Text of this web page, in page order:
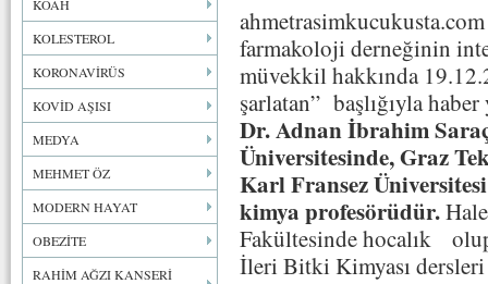
KOAH
KOLESTEROL
KORONAVİRÜS
KOVİD AŞISI
MEDYA
MEHMET ÖZ
MODERN HAYAT
OBEZİTE
RAHİM AĞZI KANSERİ
farmakoloji derneğinin
müvekkil hakkında
şarlatan” başlığıyla haber
Dr. Adnan İbrahim
Üniversitesinde, Graz
Karl Fransez
kimya profesörüdür.
Fakültesinde hocalık
İleri Bitki Kimyası